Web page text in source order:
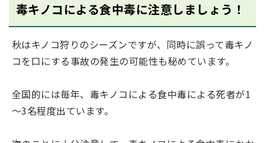
毒キノコによる食中毒に注意しましょう！
秋はキノコ狩りのシーズンですが、同時に誤って毒キノ
コを口にする事故の発生の可能性も秘めています。
全国的には毎年、毒キノコによる食中毒による死者が1
～3名程度出ています。